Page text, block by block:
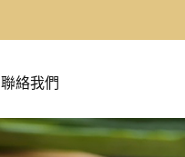
聯絡我們